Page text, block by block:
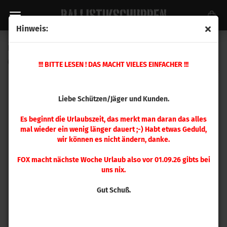
Hinweis:
!!! BITTE LESEN ! DAS MACHT VIELES EINFACHER !!!
Liebe Schützen/Jäger und Kunden.
Es beginnt die Urlaubszeit, das merkt man daran das alles
mal wieder ein wenig länger dauert ;-) Habt etwas Geduld,
wir können es nicht ändern, danke.
FOX macht nächste Woche Urlaub also vor 01.09.26 gibts bei
uns nix.
Gut Schuß.
392629)